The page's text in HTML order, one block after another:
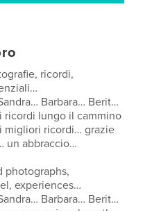
ricordi,
Barbara… Berit…
ricordi lungo il cammino
migliori ricordi… grazie
un abbraccio…
photographs,
experiences…
Barbara… Berit…